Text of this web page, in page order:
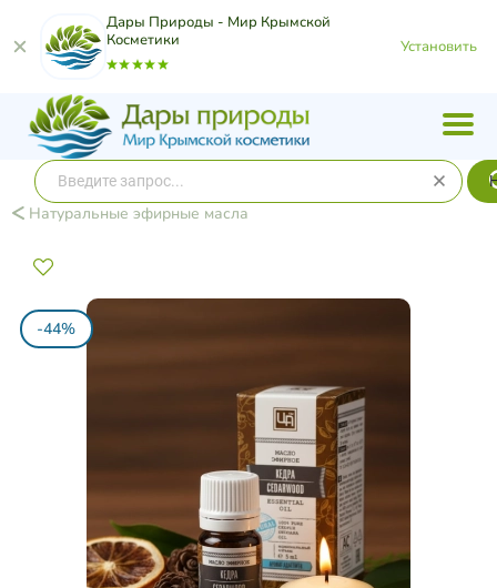
Дары Природы - Мир Крымской
Косметики
Установить
Натуральные эфирные масла
-44%